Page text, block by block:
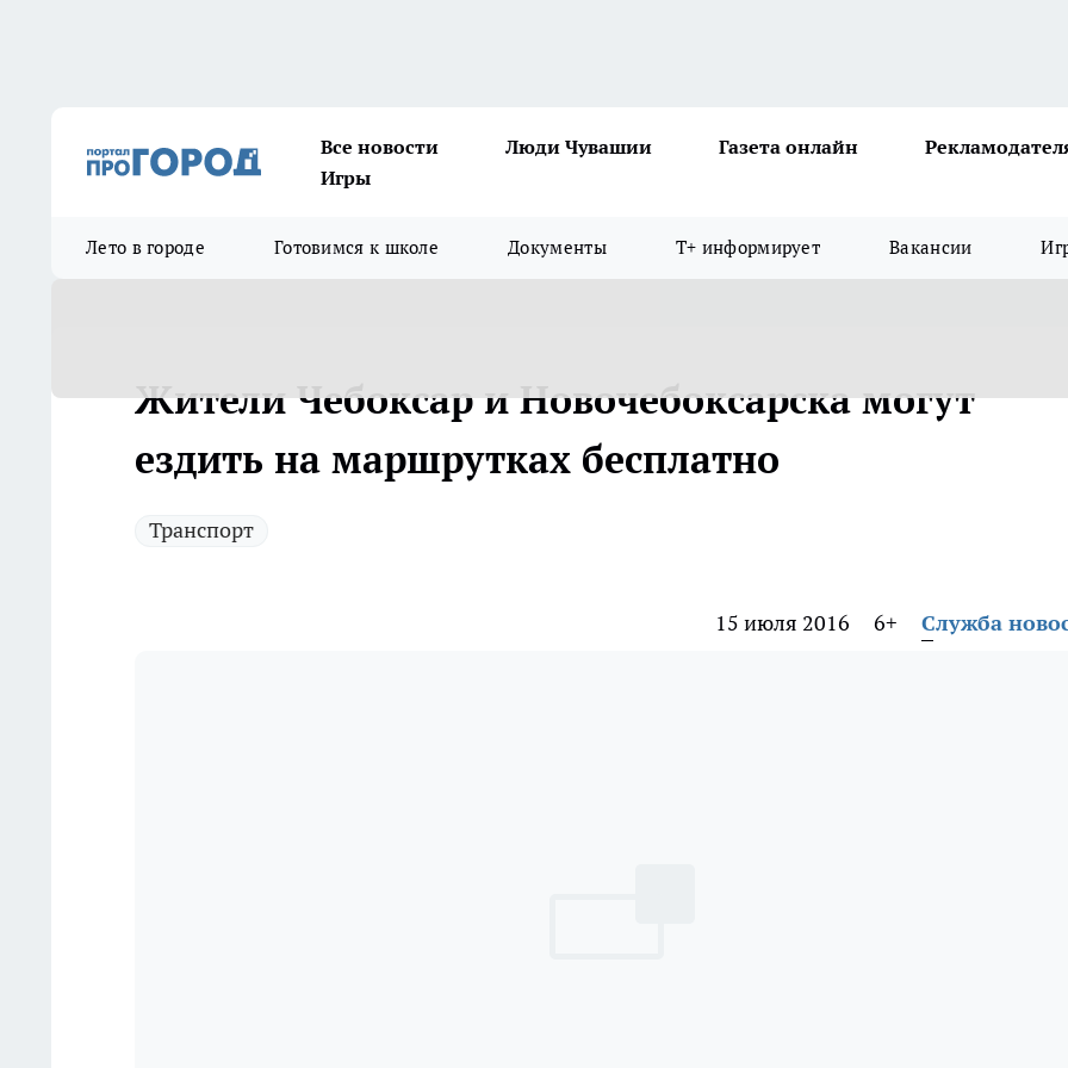
Все новости Люди Чувашии Газета онлайн
Игры
Лето в городе Готовимся к школе Документы Т+ информирует Вакансии
Жители Чебоксар и Новочебоксарска могут
ездить на маршрутках бесплатно
Транспорт
15 июля 2016 6+ Служба